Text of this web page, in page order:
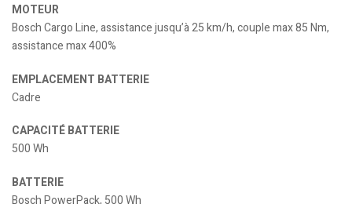
MOTEUR
Bosch Cargo Line, assistance jusqu’à 25 km/h, couple max 85 Nm,
assistance max 400%
EMPLACEMENT BATTERIE
Cadre
CAPACITÉ BATTERIE
500 Wh
BATTERIE
Bosch PowerPack, 500 Wh